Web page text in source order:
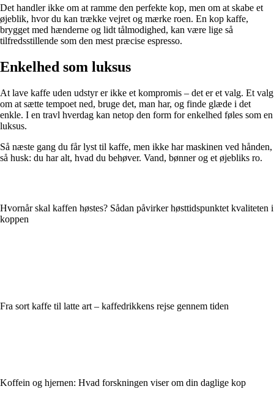
Det handler ikke om at ramme den perfekte kop, men om at skabe et
øjeblik, hvor du kan trække vejret og mærke roen. En kop kaffe,
brygget med hænderne og lidt tålmodighed, kan være lige så
tilfredsstillende som den mest præcise espresso.
Enkelhed som luksus
At lave kaffe uden udstyr er ikke et kompromis – det er et valg. Et valg
om at sætte tempoet ned, bruge det, man har, og finde glæde i det
enkle. I en travl hverdag kan netop den form for enkelhed føles som en
luksus.
Så næste gang du får lyst til kaffe, men ikke har maskinen ved hånden,
så husk: du har alt, hvad du behøver. Vand, bønner og et øjebliks ro.
Hvornår skal kaffen høstes? Sådan påvirker høsttidspunktet kvaliteten i
koppen
Fra sort kaffe til latte art – kaffedrikkens rejse gennem tiden
Koffein og hjernen: Hvad forskningen viser om din daglige kop